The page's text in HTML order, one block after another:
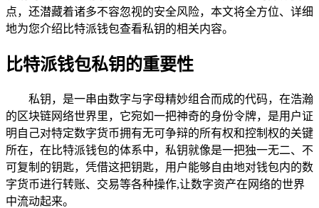
点，还潜藏着诸多不容忽视的安全风险，本文将全方位、详细
地为您介绍比特派钱包查看私钥的相关内容。
比特派钱包私钥的重要性
私钥，是一串由数字与字母精妙组合而成的代码，在浩瀚
的区块链网络世界里，它宛如一把神奇的身份令牌，是用户证
明自己对特定数字货币拥有无可争辩的所有权和控制权的关键
所在，在比特派钱包的体系中，私钥就像是一把独一无二、不
可复制的钥匙，凭借这把钥匙，用户能够自由地对钱包内的数
字货币进行转账、交易等各种操作,让数字资产在网络的世界
中流动起来。